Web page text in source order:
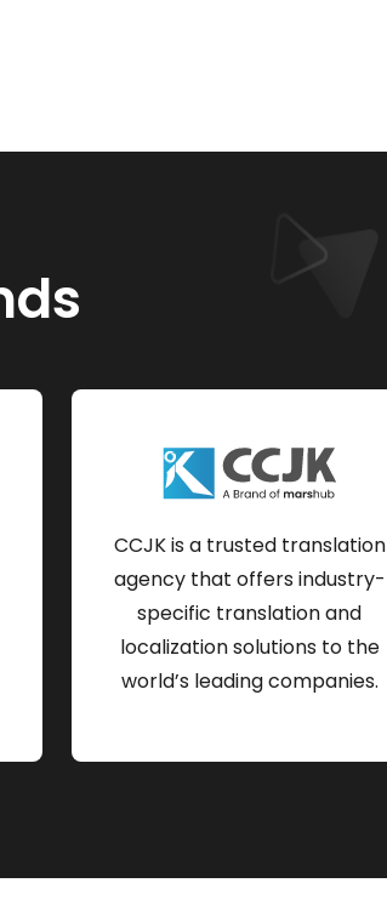
CCJK is a trusted translation
agency that offers industry-
specific translation and
localization solutions to the
world’s leading companies.